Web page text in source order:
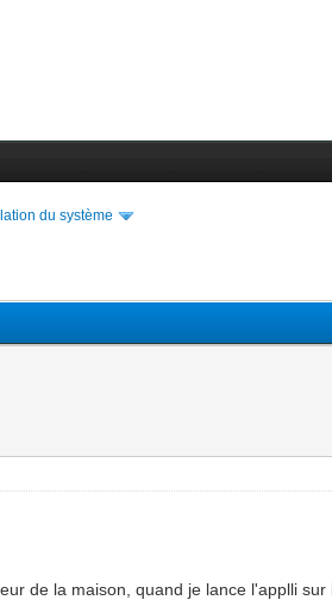
du système
de la maison, quand je lance l'applli